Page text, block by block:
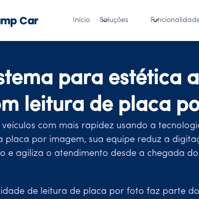
Início Soluções
para estética
leitura de placa
com mais rapidez usando a
placa por imagem, sua equipe reduz a
e agiliza o atendimento desde a chegada
de leitura de placa por foto faz parte